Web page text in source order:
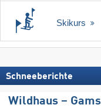
Skikurs
Schneeberichte
Wildhaus –